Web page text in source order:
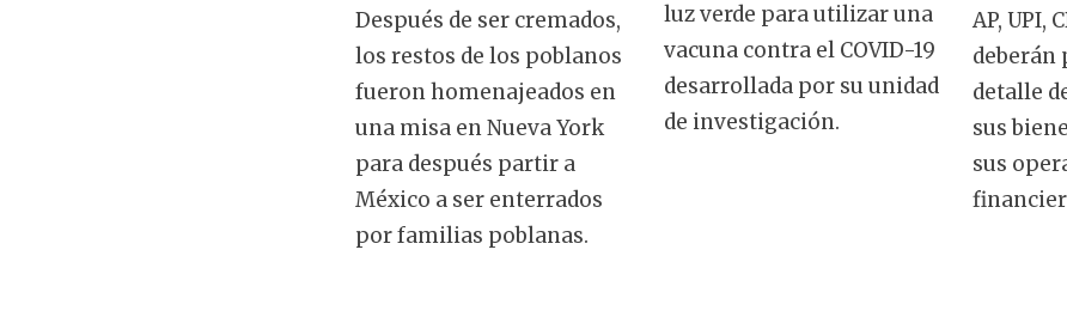
Después de ser cremados,
los restos de los poblanos
fueron homenajeados en
una misa en Nueva York
para después partir a
México a ser enterrados
por familias poblanas.
luz verde para utilizar una
vacuna contra el COVID-19
desarrollada por su unidad
de investigación.
AP, UPI,
deberán
detalle
sus
sus